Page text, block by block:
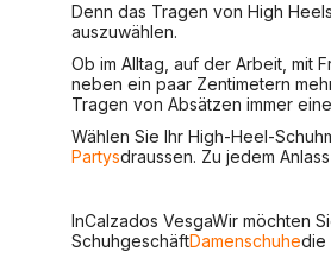
Denn das Tragen von High
auszuwählen.
Ob im Alltag, auf der Arbeit, mit
neben ein paar Zentimetern
Tragen von Absätzen immer
Wählen Sie Ihr High-Heel-
Partysdraussen. Zu jedem
InCalzados VesgaWir möchten
SchuhgeschäftDamenschuhedie